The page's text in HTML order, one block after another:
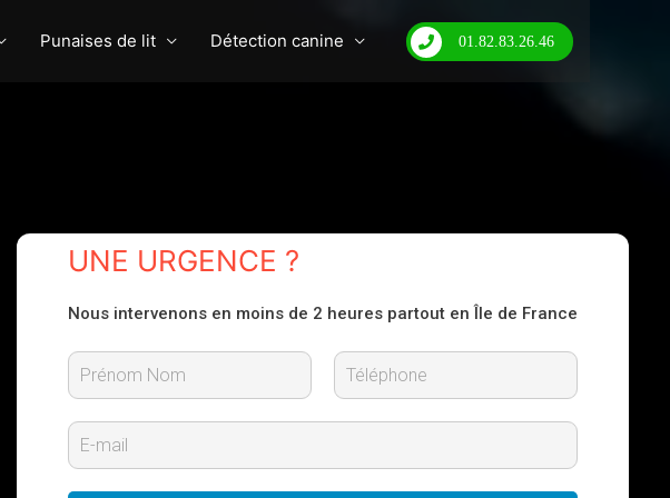
Punaises de lit Détection canine 01.82.83.26.46
UNE URGENCE ?
Nous intervenons en moins de 2 heures partout en Île de France
r
n
o
E
m